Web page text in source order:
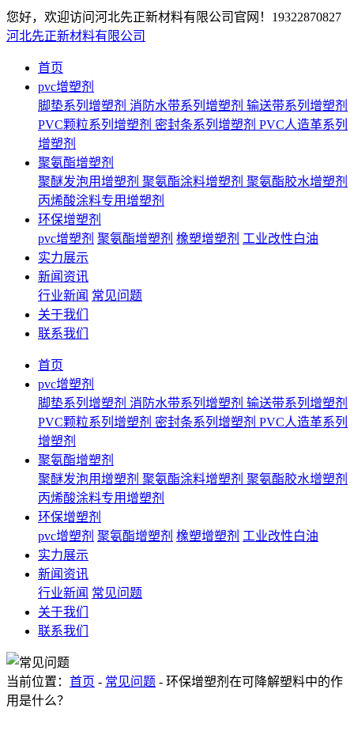
您好，欢迎访问河北先正新材料有限公司官网！ 19322870827
河北先正新材料有限公司
首页
pvc增塑剂
脚垫系列增塑剂 消防水带系列增塑剂 输送带系列增塑剂
PVC颗粒系列增塑剂 密封条系列增塑剂 PVC人造革系列
增塑剂
聚氨酯增塑剂
聚醚发泡用增塑剂 聚氨酯涂料增塑剂 聚氨酯胶水增塑剂
丙烯酸涂料专用增塑剂
环保增塑剂
pvc增塑剂 聚氨酯增塑剂 橡塑增塑剂 工业改性白油
实力展示
新闻资讯
行业新闻 常见问题
关于我们
联系我们
首页
pvc增塑剂
脚垫系列增塑剂 消防水带系列增塑剂 输送带系列增塑剂
PVC颗粒系列增塑剂 密封条系列增塑剂 PVC人造革系列
增塑剂
聚氨酯增塑剂
聚醚发泡用增塑剂 聚氨酯涂料增塑剂 聚氨酯胶水增塑剂
丙烯酸涂料专用增塑剂
环保增塑剂
pvc增塑剂 聚氨酯增塑剂 橡塑增塑剂 工业改性白油
实力展示
新闻资讯
行业新闻 常见问题
关于我们
联系我们
当前位置： 首页 - 常见问题 - 环保增塑剂在可降解塑料中的作
用是什么？